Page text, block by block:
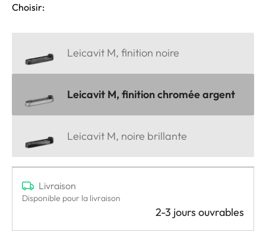
Choisir:
Leicavit M, finition noire
Leicavit M, finition chromée argent
Leicavit M, noire brillante
Livraison
Disponible pour la livraison
2-3 jours ouvrables